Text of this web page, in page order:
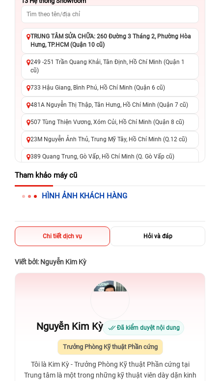
TRUNG TÂM SỬA CHỮA: 260 Đường 3 Tháng 2, Phường Hòa
Hưng, TP.HCM (Quận 10 cũ)
249 -251 Trần Quang Khải, Tân Định, Hồ Chí Minh (Quận 1
cũ)
733 Hậu Giang, Bình Phú, Hồ Chí Minh (Quận 6 cũ)
481A Nguyễn Thị Thập, Tân Hưng, Hồ Chí Minh (Quận 7 cũ)
507 Tùng Thiện Vương, Xóm Củi, Hồ Chí Minh (Quận 8 cũ)
23M Nguyễn Ảnh Thủ, Trung Mỹ Tây, Hồ Chí Minh (Q.12 cũ)
389 Quang Trung, Gò Vấp, Hồ Chí Minh (Q. Gò Vấp cũ)
625 - 625A Âu Cơ, Tân Phú, Hồ Chí Minh (Quận Tân Phú cũ)
326 Lê Văn Việt, Tăng Nhơn Phú, Hồ Chí Minh (Q.9 TP. Thủ
Đức cũ)
Đức Cũ)
70 Nguyễn An Ninh, Dĩ An, Hồ Chí Minh (Bình Dương Cũ)
24h Vũng Tàu: 162A Ba Cu, Vũng Tàu, Hồ Chí Minh (TP. Vũng
Tàu cũ)
198 Hoàng Văn Thụ, Tân Sơn Nhất, Hồ Chí Minh (Tân Bình
Tham khảo máy cũ
HÌNH ẢNH KHÁCH HÀNG
Chi tiết dịch vụ Hỏi và đáp
Viết bởi: Nguyễn Kim Kỳ
Nguyễn Kim Kỳ Đã kiểm duyệt nội dung
Trưởng Phòng Kỹ thuật Phần cứng
Tôi là Kim Kỳ - Trưởng Phòng Kỹ thuật Phần cứng tại
Trung tâm là một trong những kỹ thuật viên dày dặn kinh